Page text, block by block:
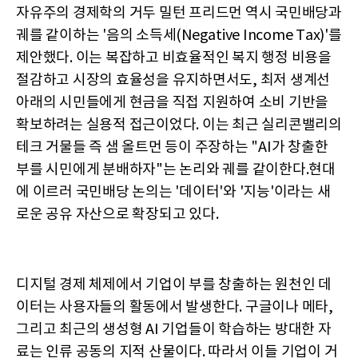
자유주의 경제학의 거두 밀턴 프리드먼 역시 국민배당과
궤를 같이하는 '음의 소득세(Negative Income Tax)'를
제안했다. 이는 복잡하고 비효율적인 복지 행정 비용을
절감하고 시장의 효율성을 유지하면서도, 최저 생계선
아래의 시민들에게 현금을 직접 지원하여 소비 기반을
확보하려는 실용적 접근이었다. 이는 최근 실리콘밸리의
테크 거물들 즉 샘 올트먼 등이 주장하는 "AI가 창출한
부를 시민에게 분배하자"는 논리와 궤를 같이한다.현대
에 이르러 국민배당 논의는 '데이터'와 '지능'이라는 새
로운 공유 자산으로 확장되고 있다.
디지털 경제 체제에서 기업이 부를 창출하는 원천인 데
이터는 사용자들의 활동에서 발생한다. 구글이나 메타,
그리고 최근의 생성형 AI 기업들이 학습하는 방대한 자
료는 인류 공동의 지적 산물이다. 따라서 이들 기업이 거